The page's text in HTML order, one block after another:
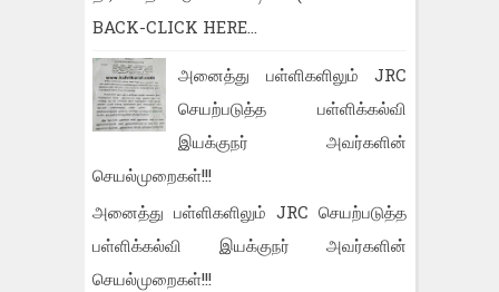
BACK-CLICK HERE...
அனைத்து பள்ளிகளிலும் JRC
செயற்படுத்த பள்ளிக்கல்வி
இயக்குநர் அவர்களின்
செயல்முறைகள்!!!
அனைத்து பள்ளிகளிலும் JRC செயற்படுத்த
பள்ளிக்கல்வி இயக்குநர் அவர்களின்
செயல்முறைகள்!!!